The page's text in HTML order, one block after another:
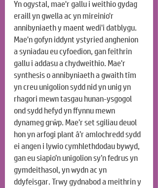
Yn ogystal, mae'r gallu i weithio gydag
eraill yn gwella ac yn mireinio'r
annibyniaeth y maent wedi'i datblygu.
Mae'n gofyn iddynt ystyried anghenion
a syniadau eu cyfoedion, gan feithrin
gallu i addasu a chydweithio. Mae'r
synthesis o annibyniaeth a gwaith tîm
yn creu unigolion sydd nid yn unig yn
rhagori mewn tasgau hunan-ysgogol
ond sydd hefyd yn ffynnu mewn
dynameg grŵp. Mae’r set sgiliau deuol
hon yn arfogi plant â’r amlochredd sydd
ei angen i lywio cymhlethdodau bywyd,
gan eu siapio’n unigolion sy’n fedrus yn
gymdeithasol, yn wydn ac yn
ddyfeisgar. Trwy gydnabod a meithrin y